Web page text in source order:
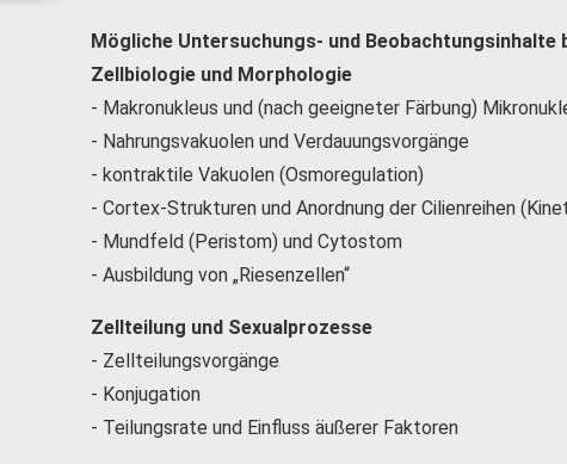
Mögliche Untersuchungs- und Beobachtungsinhalte
Zellbiologie und Morphologie
- Makronukleus und (nach geeigneter Färbung)
- Nahrungsvakuolen und Verdauungsvorgänge
- kontraktile Vakuolen (Osmoregulation)
- Cortex-Strukturen und Anordnung der Cilienreihen
- Mundfeld (Peristom) und Cytostom
- Ausbildung von „Riesenzellen“
Zellteilung und Sexualprozesse
- Zellteilungsvorgänge
- Konjugation
- Teilungsrate und Einfluss äußerer Faktoren